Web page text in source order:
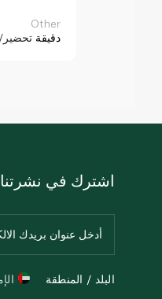
Other
10 دقيقة
اشترك في نشرتنا
البلد / المنطقة